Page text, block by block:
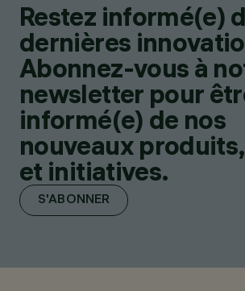
Restez informé(e)
dernières
Abonnez-vous à
newsletter pour
informé(e) de nos
nouveaux
et initiatives.
S'ABONNER